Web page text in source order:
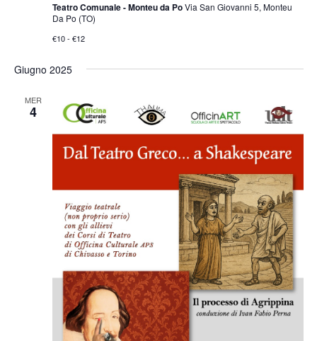
Teatro Comunale - Monteu da PoVia San Giovanni 5, Monteu
Da Po (TO)
€10 - €12
Giugno 2025
MER
4